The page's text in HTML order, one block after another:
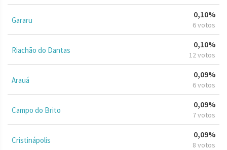
Gararu
0,10%
6 votos
Riachão do Dantas
0,10%
12 votos
Arauá
0,09%
6 votos
Campo do Brito
0,09%
7 votos
Cristinápolis
0,09%
8 votos